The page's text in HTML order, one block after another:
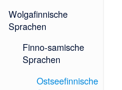
Wolgafinnische
Sprachen
Finno-samische
Sprachen
Ostseefinnische